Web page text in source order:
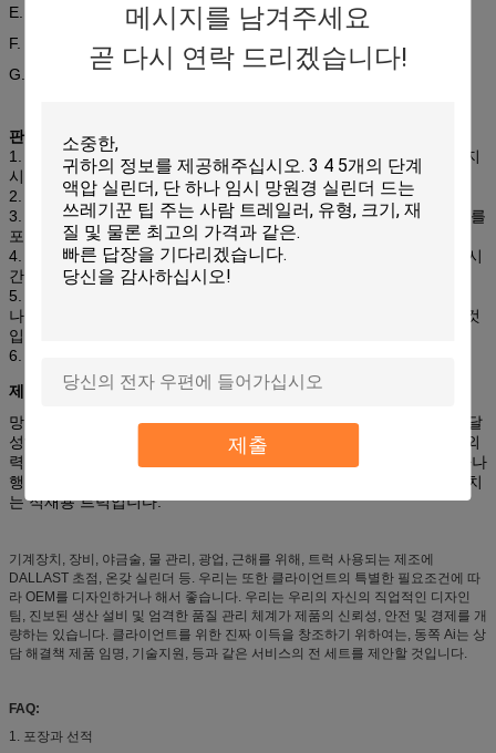
메시지를 남겨주세요
곧 다시 연락 드리겠습니다!
제출
E. 압력 등급 (PSI)
F. 구멍 직경 (인치)
G. 신청 세부사항
판매 후 서비스:
1. 각종 가동 지시: 제품은 통제, 받 검사 통제, 표본 추출 검사 가동 지
시, 가공 질 검사 가동 지시 등 검열합니다
2. 전 판매 서비스와 자유로운 의논 서비스.
3. 품질 관리 서비스는 전 합격, 출발 검사, 도착 검사, PDI 납품 검사를
포함합니다.
4. 보증 기간은 보장 지시 (1 년 2000를 첫째로 오다 어느것이건이) 시
간 복종됩니다.
5. 보장 도중 자유로운 판매 후 서비스는 질 문제점에 기인한 문제를
나타납니다; 무엇이든 비 질 문제는 관련된 기준에 따라, 우리 매길 것
입니다 정비 요금을 발생했습니다.
6. 판매 문제 후에를 위한 봉사 센터 전 세계.
제품:
망원경 실린더는 끌어 넣어진 길이와 비교된 훌륭한 장시간 길이를 달
성하는 동축 배열에 있는 2개 이상 피스톤간을 비치하고 있습니다. 외
력은 끌어 넣어진 위치에 실린더를 돌려보낼 것을 요구됩니다. 단 하나
행동 실린더를 위한 전형적인 신청은 포크의 짐이 실린더를 도로 밀치
는 적재용 트럭입니다.
기계장치, 장비, 야금술, 물 관리, 광업, 근해를 위해, 트럭 사용되는 제조에
DALLAST 초점, 온갖 실린더 등. 우리는 또한 클라이언트의 특별한 필요조건에 따
라 OEM를 디자인하거나 해서 좋습니다. 우리는 우리의 자신의 직업적인 디자인
팀, 진보된 생산 설비 및 엄격한 품질 관리 체계가 제품의 신뢰성, 안전 및 경제를 개
량하는 있습니다. 클라이언트를 위한 진짜 이득을 창조하기 위하여는, 동쪽 Ai는 상
담 해결책 제품 임명, 기술지원, 등과 같은 서비스의 전 세트를 제안할 것입니다.
FAQ:
1. 포장과 선적